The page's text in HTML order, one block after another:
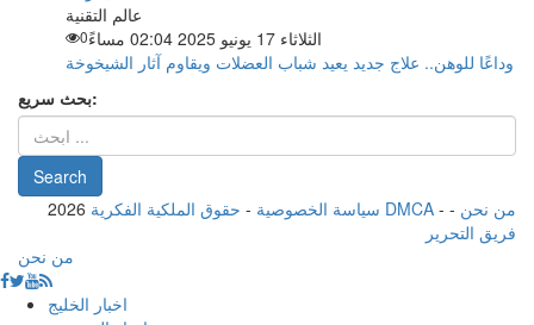
عالم التقنية
الثلاثاء 17 يونيو 2025 02:04 مساءً
0
وداعًا للوهن.. علاج جديد يعيد شباب العضلات ويقاوم آثار الشيخوخة
بحث سريع:
2026 سياسة الخصوصية - حقوق الملكية الفكرية DMCA - من نحن -
فريق التحرير
من نحن
اخبار الخليج